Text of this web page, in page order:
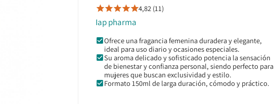
4,82 (11)
Iap pharma
Ofrece una fragancia femenina duradera y elegante,
ideal para uso diario y ocasiones especiales.
Su aroma delicado y sofisticado potencia la sensación
de bienestar y confianza personal, siendo perfecto para
mujeres que buscan exclusividad y estilo.
Formato 150ml de larga duración, cómodo y práctico.